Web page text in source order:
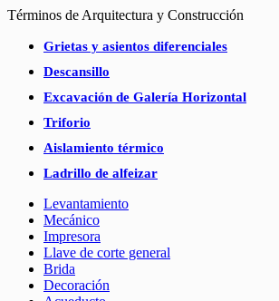
Términos de Arquitectura y Construcción
Grietas y asientos diferenciales
Descansillo
Excavación de Galería Horizontal
Triforio
Aislamiento térmico
Ladrillo de alfeizar
Levantamiento
Mecánico
Impresora
Llave de corte general
Brida
Decoración